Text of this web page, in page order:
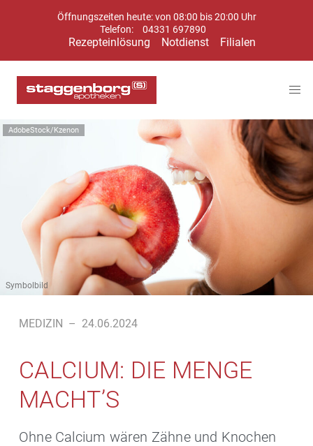
Öffnungszeiten heute: von 08:00 bis 20:00 Uhr
Telefon:
04331 697890
Rezepteinlösung Notdienst Filialen
AdobeStock/Kzenon
Symbolbild
MEDIZIN – 24.06.2024
CALCIUM: DIE MENGE
MACHT’S
Ohne Calcium wären Zähne und Knochen